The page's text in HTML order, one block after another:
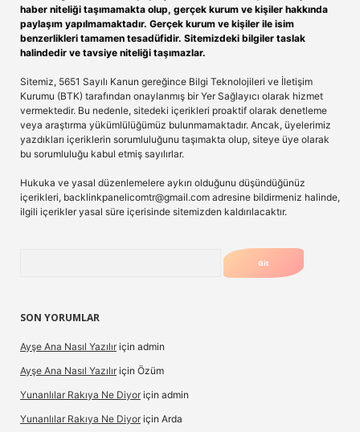
haber niteliği taşımamakta olup, gerçek kurum ve kişiler hakkında
paylaşım yapılmamaktadır. Gerçek kurum ve kişiler ile isim
benzerlikleri tamamen tesadüfidir. Sitemizdeki bilgiler taslak
halindedir ve tavsiye niteliği taşımazlar.
Sitemiz, 5651 Sayılı Kanun gereğince Bilgi Teknolojileri ve İletişim
Kurumu (BTK) tarafından onaylanmış bir Yer Sağlayıcı olarak hizmet
vermektedir. Bu nedenle, sitedeki içerikleri proaktif olarak denetleme
veya araştırma yükümlülüğümüz bulunmamaktadır. Ancak, üyelerimiz
yazdıkları içeriklerin sorumluluğunu taşımakta olup, siteye üye olarak
bu sorumluluğu kabul etmiş sayılırlar.
Hukuka ve yasal düzenlemelere aykırı olduğunu düşündüğünüz
içerikleri, backlinkpanelicomtr@gmail.com adresine bildirmeniz halinde,
ilgili içerikler yasal süre içerisinde sitemizden kaldırılacaktır.
SON YORUMLAR
Ayşe Ana Nasıl Yazılır için admin
Ayşe Ana Nasıl Yazılır için Özüm
Yunanlılar Rakıya Ne Diyor için admin
Yunanlılar Rakıya Ne Diyor için Arda